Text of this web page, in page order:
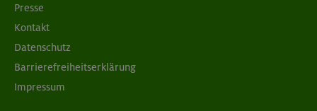
Presse
Kontakt
Datenschutz
Barrierefreiheitserklärung
Impressum